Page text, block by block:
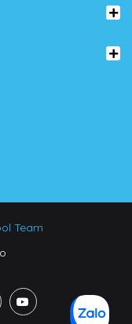
Team